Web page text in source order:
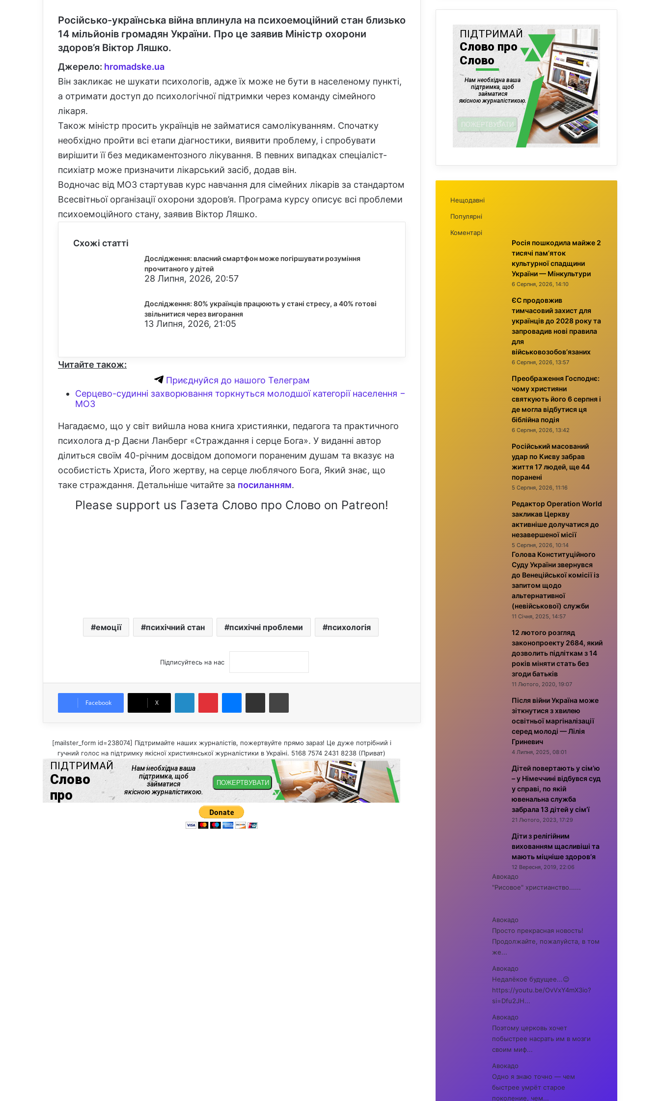
Російсько-українська війна вплинула на психоемоційний стан близько
14 мільйонів громадян України. Про це заявив Міністр охорони
здоров’я Віктор Ляшко.
Джерело: hromadske.ua
Він закликає не шукати психологів, адже їх може не бути в населеному пункті,
а отримати доступ до психологічної підтримки через команду сімейного
лікаря.
Також міністр просить українців не займатися самолікуванням. Спочатку
необхідно пройти всі етапи діагностики, виявити проблему, і спробувати
вирішити її без медикаментозного лікування. В певних випадках спеціаліст-
психіатр може призначити лікарський засіб, додав він.
Водночас від МОЗ стартував курс навчання для сімейних лікарів за стандартом
Всесвітньої організації охорони здоров’я. Програма курсу описує всі проблеми
психоемоційного стану, заявив Віктор Ляшко.
Схожі статті
Дослідження: власний смартфон може погіршувати розуміння
прочитаного у дітей
28 Липня, 2026, 20:57
Дослідження: 80% українців працюють у стані стресу, а 40% готові
звільнитися через вигорання
13 Липня, 2026, 21:05
Читайте також:
Приєднуйся до нашого Телеграм
Серцево-судинні захворювання торкнуться молодшої категорії населення −
МОЗ
Нагадаємо, що у світ вийшла нова книга християнки, педагога та практичного
психолога д-р Даєни Ланберг «Страждання і серце Бога». У виданні автор
ділиться своїм 40-річним досвідом допомоги пораненим душам та вказує на
особистість Христа, Його жертву, на серце люблячого Бога, Який знає, що
таке страждання. Детальніше читайте за посиланням.
Please support us Газета Слово про Слово on Patreon!
емоції психічний стан психічні проблеми психологія
Підписуйтесь на нас
Facebook X
Поділитися електронною поштою
[mailster_form id=238074] Підтримайте наших журналістів, пожертвуйте прямо зараз! Це дуже потрібний і
гучний голос на підтримку якісної християнської журналістики в Україні. 5168 7574 2431 8238 (Приват)
Нещодавні
Популярні
Коментарі
Росія пошкодила майже 2
тисячі пам’яток
культурної спадщини
України — Мінкультури
6 Серпня, 2026, 14:10
ЄС продовжив
тимчасовий захист для
українців до 2028 року та
запровадив нові правила
для
військовозобов’язаних
6 Серпня, 2026, 13:57
Преображення Господнє:
чому християни
святкують його 6 серпня і
де могла відбутися ця
біблійна подія
6 Серпня, 2026, 13:42
Російський масований
удар по Києву забрав
життя 17 людей, ще 44
поранені
5 Серпня, 2026, 11:16
Редактор Operation World
закликав Церкву
активніше долучатися до
незавершеної місії
5 Серпня, 2026, 10:14
Голова Конституційного
Суду України звернувся
до Венеційської комісії із
запитом щодо
альтернативної
(невійськової) служби
11 Січня, 2025, 14:57
12 лютого розгляд
законопроекту 2684, який
дозволить підліткам з 14
років міняти стать без
згоди батьків
11 Лютого, 2020, 19:07
Після війни Україна може
зіткнутися з хвилею
освітньої маргіналізації
серед молоді — Лілія
Гриневич
4 Липня, 2025, 08:01
Дітей повертають у сім’ю
– у Німеччині відбувся суд
у справі, по якій
ювенальна служба
забрала 13 дітей у сім’ї
21 Лютого, 2023, 17:29
Діти з релігійним
вихованням щасливіші та
мають міцніше здоров’я
12 Вересня, 2019, 22:06
Авокадо
"Рисовое" христианство......
Авокадо
Просто прекрасная новость!
Продолжайте, пожалуйста, в том
же...
Авокадо
Недалёкое будущее...😉
https://youtu.be/OvVxY4mX3io?
si=Dfu2JH...
Авокадо
Поэтому церковь хочет
побыстрее насрать им в мозги
своим миф...
Авокадо
Одно я знаю точно — чем
быстрее умрёт старое
поколение, чем...